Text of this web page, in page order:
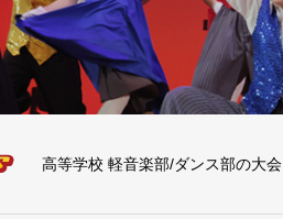
高等学校 軽音楽部/ダンス部の大会